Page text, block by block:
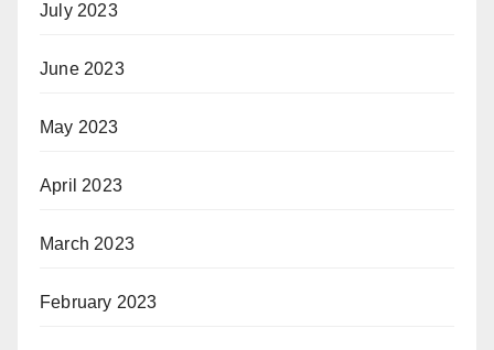
July 2023
June 2023
May 2023
April 2023
March 2023
February 2023